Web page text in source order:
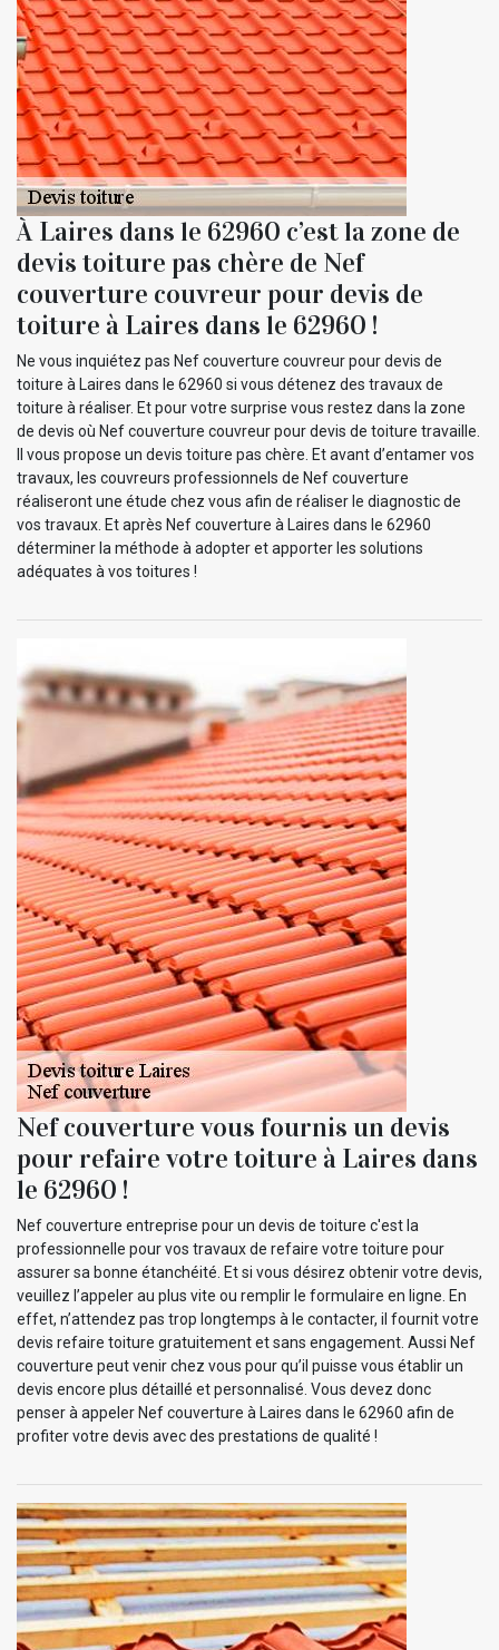
À Laires dans le 62960 c’est la zone de
devis toiture pas chère de Nef
couverture couvreur pour devis de
toiture à Laires dans le 62960 !
Ne vous inquiétez pas Nef couverture couvreur pour devis de
toiture à Laires dans le 62960 si vous détenez des travaux de
toiture à réaliser. Et pour votre surprise vous restez dans la zone
de devis où Nef couverture couvreur pour devis de toiture travaille.
Il vous propose un devis toiture pas chère. Et avant d’entamer vos
travaux, les couvreurs professionnels de Nef couverture
réaliseront une étude chez vous afin de réaliser le diagnostic de
vos travaux. Et après Nef couverture à Laires dans le 62960
déterminer la méthode à adopter et apporter les solutions
adéquates à vos toitures !
Nef couverture vous fournis un devis
pour refaire votre toiture à Laires dans
le 62960 !
Nef couverture entreprise pour un devis de toiture c'est la
professionnelle pour vos travaux de refaire votre toiture pour
assurer sa bonne étanchéité. Et si vous désirez obtenir votre devis,
veuillez l’appeler au plus vite ou remplir le formulaire en ligne. En
effet, n’attendez pas trop longtemps à le contacter, il fournit votre
devis refaire toiture gratuitement et sans engagement. Aussi Nef
couverture peut venir chez vous pour qu’il puisse vous établir un
devis encore plus détaillé et personnalisé. Vous devez donc
penser à appeler Nef couverture à Laires dans le 62960 afin de
profiter votre devis avec des prestations de qualité !